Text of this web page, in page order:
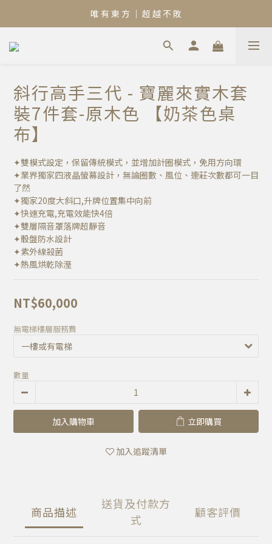
唯 有 東 方 ｜ 超 越 不 敗
斜行高手三代 - 寶麗來實木套
裝7件套-原木色 【奶茶色桌
布】
✦雙模式設定，保留傳統模式，並增加計圈模式，免用方向環
✦業界獨家四液晶螢幕設計，無論圈數、風位、連莊次數都可一目
了然
✦獨家20度大斜口,升牌位置集中向前
✦快速充電,充電效能快4倍
✦雙層隔音罩落牌超靜音
✦骰盤防水設計
✦紫外線殺菌
✦熱風烘乾除溼
NT$60,000
無電梯樓層服務費
數量
加入購物車 立即購買
加入追蹤清單
商品描述
送貨及付款方
式
顧客評價